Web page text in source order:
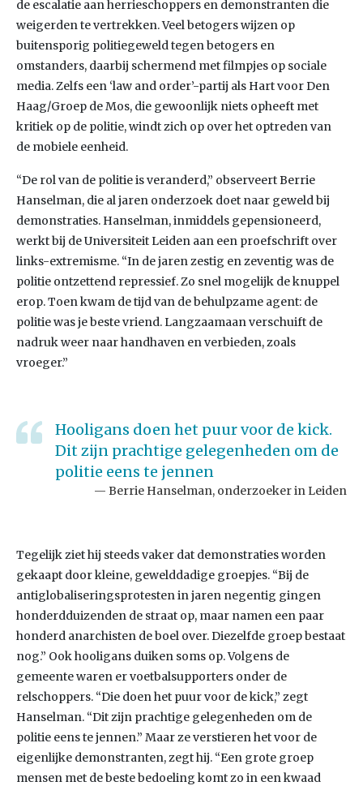
de escalatie aan herrieschoppers en demonstranten die
weigerden te vertrekken. Veel betogers wijzen op
buitensporig politiegeweld tegen betogers en
omstanders, daarbij schermend met filmpjes op sociale
media. Zelfs een ‘law and order’-partij als Hart voor Den
Haag/Groep de Mos, die gewoonlijk niets opheeft met
kritiek op de politie, windt zich op over het optreden van
de mobiele eenheid.
“De rol van de politie is veranderd,” observeert Berrie
Hanselman, die al jaren onderzoek doet naar geweld bij
demonstraties. Hanselman, inmiddels gepensioneerd,
werkt bij de Universiteit Leiden aan een proefschrift over
links-extremisme. “In de jaren zestig en zeventig was de
politie ontzettend repressief. Zo snel mogelijk de knuppel
erop. Toen kwam de tijd van de behulpzame agent: de
politie was je beste vriend. Langzaamaan verschuift de
nadruk weer naar handhaven en verbieden, zoals
vroeger.”
Hooligans doen het puur voor de kick.
Dit zijn prachtige gelegenheden om de
politie eens te jennen
Berrie Hanselman, onderzoeker in Leiden
Tegelijk ziet hij steeds vaker dat demonstraties worden
gekaapt door kleine, gewelddadige groepjes. “Bij de
antiglobaliseringsprotesten in jaren negentig gingen
honderdduizenden de straat op, maar namen een paar
honderd anarchisten de boel over. Diezelfde groep bestaat
nog.” Ook hooligans duiken soms op. Volgens de
gemeente waren er voetbalsupporters onder de
relschoppers. “Die doen het puur voor de kick,” zegt
Hanselman. “Dit zijn prachtige gelegenheden om de
politie eens te jennen.” Maar ze verstieren het voor de
eigenlijke demonstranten, zegt hij. “Een grote groep
mensen met de beste bedoeling komt zo in een kwaad